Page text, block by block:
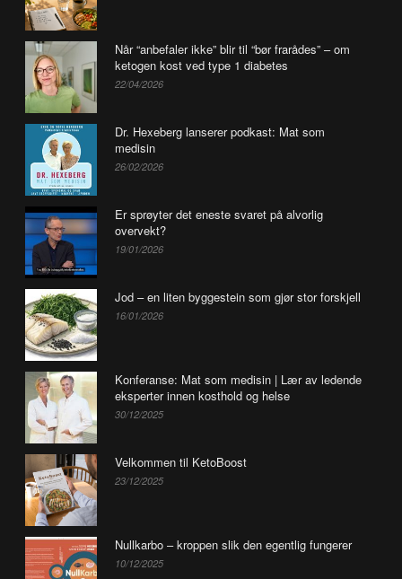
Når “anbefaler ikke” blir til “bør frarådes” – om
ketogen kost ved type 1 diabetes
22/04/2026
Dr. Hexeberg lanserer podkast: Mat som
medisin
26/02/2026
Er sprøyter det eneste svaret på alvorlig
overvekt?
19/01/2026
Jod – en liten byggestein som gjør stor forskjell
16/01/2026
Konferanse: Mat som medisin | Lær av ledende
eksperter innen kosthold og helse
30/12/2025
Velkommen til KetoBoost
23/12/2025
Nullkarbo – kroppen slik den egentlig fungerer
10/12/2025